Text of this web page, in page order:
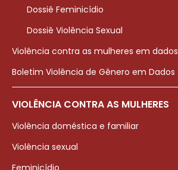
Dossiê Feminicídio
Dossiê Violência Sexual
Violência contra as mulheres em dados
Boletim Violência de Gênero em Dados
VIOLÊNCIA CONTRA AS MULHERES
Violência doméstica e familiar
Violência sexual